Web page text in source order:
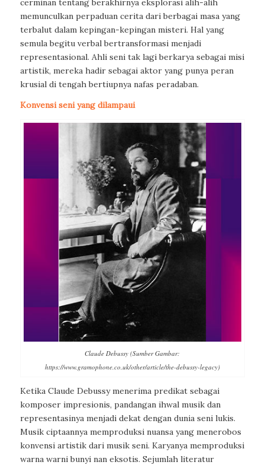
cerminan tentang berakhirnya eksplorasi alih-alih
memunculkan perpaduan cerita dari berbagai masa yang
terbalut dalam kepingan-kepingan misteri. Hal yang
semula begitu verbal bertransformasi menjadi
representasional. Ahli seni tak lagi berkarya sebagai misi
artistik, mereka hadir sebagai aktor yang punya peran
krusial di tengah bertiupnya nafas peradaban.
Konvensi seni yang dilampaui
Claude Debussy (Sumber Gambar:
https://www.gramophone.co.uk/other/article/the-debussy-legacy)
Ketika Claude Debussy menerima predikat sebagai
komposer impresionis, pandangan ihwal musik dan
representasinya menjadi dekat dengan dunia seni lukis.
Musik ciptaannya memproduksi nuansa yang menerobos
konvensi artistik dari musik seni. Karyanya memproduksi
warna warni bunyi nan eksotis. Sejumlah literatur